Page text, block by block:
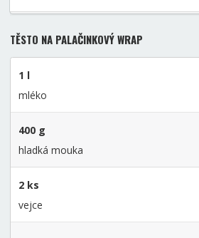
TĚSTO NA PALAČINKOVÝ WRAP
1 l
mléko
400 g
hladká mouka
2 ks
vejce